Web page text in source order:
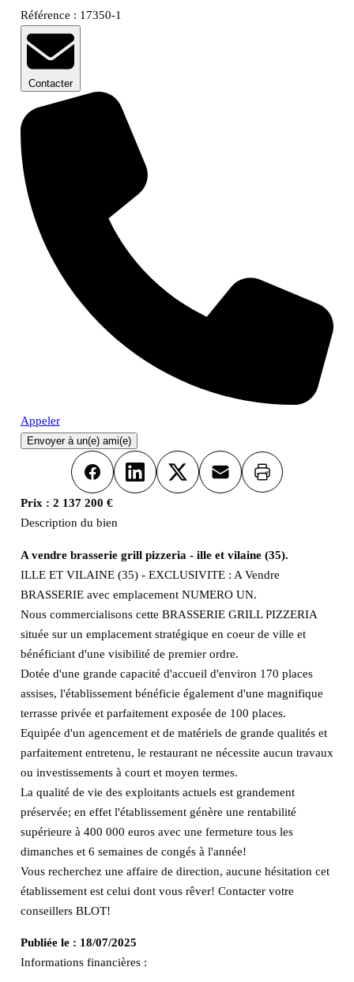
Référence : 17350-1
Contacter
Appeler
Envoyer à un(e) ami(e)
FacebookLinkedInX Email Imprimer
Prix : 2 137 200 €
Description du bien
A vendre brasserie grill pizzeria - ille et vilaine (35).
ILLE ET VILAINE (35) - EXCLUSIVITE : A Vendre
BRASSERIE avec emplacement NUMERO UN.
Nous commercialisons cette BRASSERIE GRILL PIZZERIA
située sur un emplacement stratégique en coeur de ville et
bénéficiant d'une visibilité de premier ordre.
Dotée d'une grande capacité d'accueil d'environ 170 places
assises, l'établissement bénéficie également d'une magnifique
terrasse privée et parfaitement exposée de 100 places.
Equipée d'un agencement et de matériels de grande qualités et
parfaitement entretenu, le restaurant ne nécessite aucun travaux
ou investissements à court et moyen termes.
La qualité de vie des exploitants actuels est grandement
préservée; en effet l'établissement génère une rentabilité
supérieure à 400 000 euros avec une fermeture tous les
dimanches et 6 semaines de congés à l'année!
Vous recherchez une affaire de direction, aucune hésitation cet
établissement est celui dont vous rêver! Contacter votre
conseillers BLOT!
Publiée le : 18/07/2025
Informations financières :